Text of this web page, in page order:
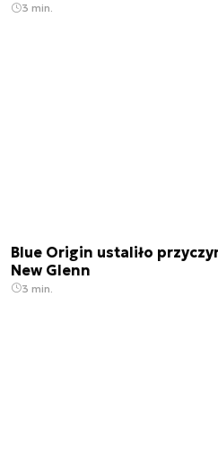
3 min.
Blue Origin ustaliło
New Glenn
3 min.